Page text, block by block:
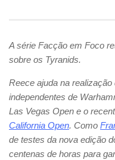
A série Facção em Foco
sobre os Tyranids.
Reece ajuda na
independentes de
Las Vegas Open e o
California Open. Como
de testes da nova edição
centenas de horas para